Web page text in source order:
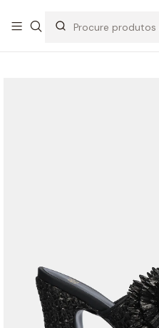
OFERTA DE PORTES DE ENVIO
80€ de artigos sem promoção